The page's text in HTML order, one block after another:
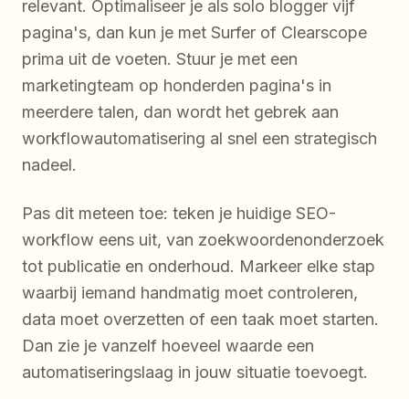
relevant. Optimaliseer je als solo blogger vijf
pagina's, dan kun je met Surfer of Clearscope
prima uit de voeten. Stuur je met een
marketingteam op honderden pagina's in
meerdere talen, dan wordt het gebrek aan
workflowautomatisering al snel een strategisch
nadeel.
Pas dit meteen toe: teken je huidige SEO-
workflow eens uit, van zoekwoordenonderzoek
tot publicatie en onderhoud. Markeer elke stap
waarbij iemand handmatig moet controleren,
data moet overzetten of een taak moet starten.
Dan zie je vanzelf hoeveel waarde een
automatiseringslaag in jouw situatie toevoegt.